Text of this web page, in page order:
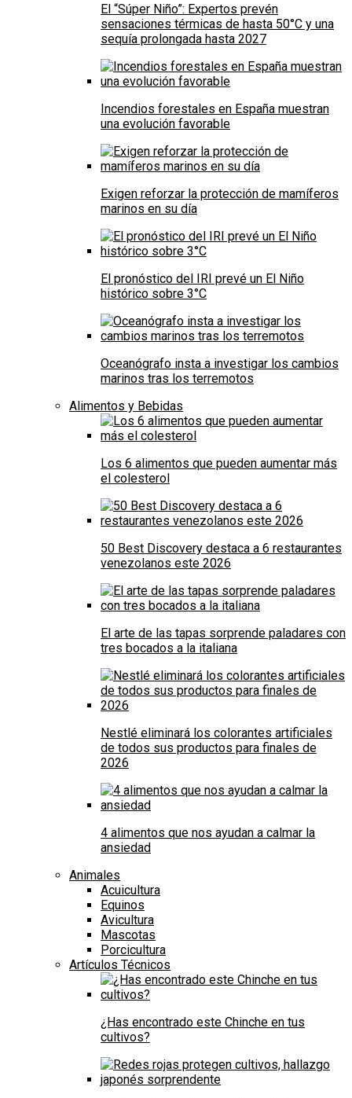
El “Súper Niño”: Expertos prevén
sensaciones térmicas de hasta 50°C y una
sequía prolongada hasta 2027
Incendios forestales en España muestran
una evolución favorable
Exigen reforzar la protección de mamíferos
marinos en su día
El pronóstico del IRI prevé un El Niño
histórico sobre 3°C
Oceanógrafo insta a investigar los cambios
marinos tras los terremotos
Alimentos y Bebidas
Los 6 alimentos que pueden aumentar más
el colesterol
50 Best Discovery destaca a 6 restaurantes
venezolanos este 2026
El arte de las tapas sorprende paladares con
tres bocados a la italiana
Nestlé eliminará los colorantes artificiales
de todos sus productos para finales de
2026
4 alimentos que nos ayudan a calmar la
ansiedad
Animales
Acuicultura
Equinos
Avicultura
Mascotas
Porcicultura
Artículos Técnicos
¿Has encontrado este Chinche en tus
cultivos?